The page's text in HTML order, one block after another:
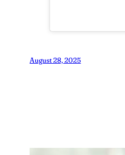
August 28, 2025